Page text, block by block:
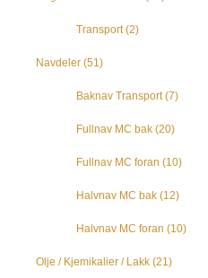
Transport (2)
Navdeler (51)
Baknav Transport (7)
Fullnav MC bak (20)
Fullnav MC foran (10)
Halvnav MC bak (12)
Halvnav MC foran (10)
Olje / Kjemikalier / Lakk (21)